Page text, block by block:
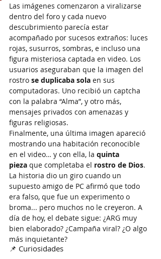
Las imágenes comenzaron a viralizarse
dentro del foro y cada nuevo
descubrimiento parecía estar
acompañado por sucesos extraños: luces
rojas, susurros, sombras, e incluso una
figura misteriosa captada en video. Los
usuarios aseguraban que la imagen del
rostro se duplicaba sola en sus
computadoras. Uno recibió un captcha
con la palabra “Alma”, y otro más,
mensajes privados con amenazas y
figuras religiosas.
Finalmente, una última imagen apareció
mostrando una habitación reconocible
en el video… y con ella, la quinta
pieza que completaba el rostro de Dios.
La historia dio un giro cuando un
supuesto amigo de PC afirmó que todo
era falso, que fue un experimento o
broma... pero muchos no le creyeron. A
día de hoy, el debate sigue: ¿ARG muy
bien elaborado? ¿Campaña viral? ¿O algo
más inquietante?
📌 Curiosidades